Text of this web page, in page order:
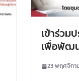
เข้าร่วม
เพื่อพัฒน
นวัตกร
ท่องเที่ย
23 พฤศจิกา